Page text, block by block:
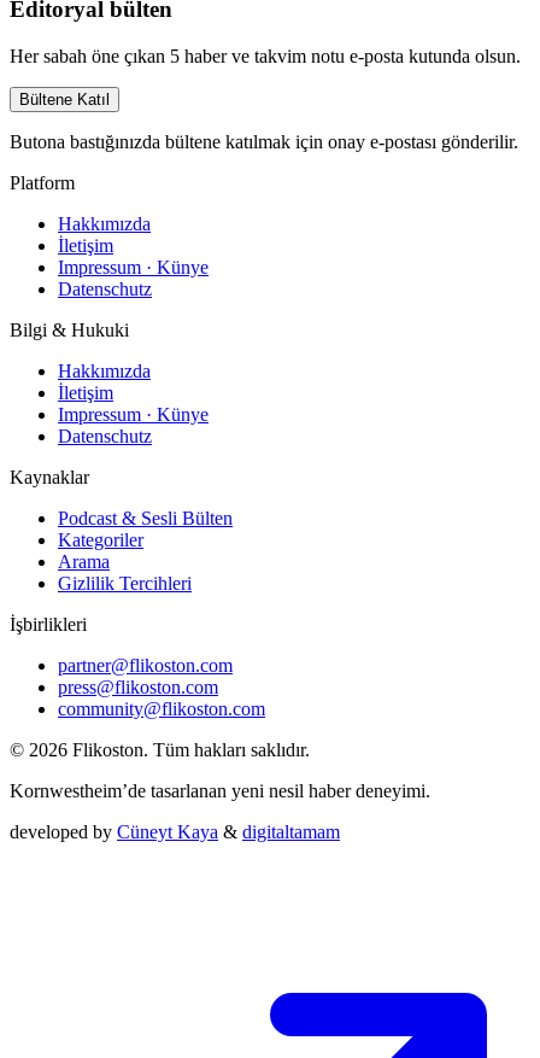
Editoryal bülten
Her sabah öne çıkan 5 haber ve takvim notu e-posta kutunda olsun.
Bültene Katıl
Butona bastığınızda bültene katılmak için onay e-postası gönderilir.
Platform
Hakkımızda
İletişim
Impressum · Künye
Datenschutz
Bilgi & Hukuki
Hakkımızda
İletişim
Impressum · Künye
Datenschutz
Kaynaklar
Podcast & Sesli Bülten
Kategoriler
Arama
Gizlilik Tercihleri
İşbirlikleri
partner@flikoston.com
press@flikoston.com
community@flikoston.com
© 2026 Flikoston. Tüm hakları saklıdır.
Kornwestheim’de tasarlanan yeni nesil haber deneyimi.
developed by Cüneyt Kaya & digitaltamam